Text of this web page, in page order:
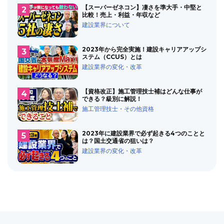
【スーパーゼネコン】凄さを準大手・中堅と
比較！売上・利益・年収など
建設業界について
2023年から完全実施！建設キャリアアップシ
ステム（CCUS）とは
建設業界の変化・改革
【資格改正】施工管理技士補はどんな仕事が
できる？級別に解説！
施工管理技士・その他資格
2023年に建設業界で必ず起きる4つのことと
は？国土交通省の狙いは？
建設業界の変化・改革